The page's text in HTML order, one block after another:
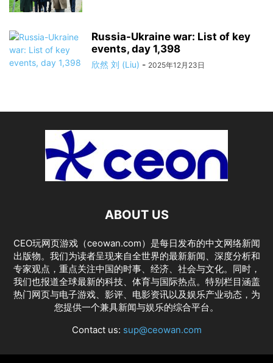
Russia-Ukraine war: List of key
events, day 1,398
欣然 刘 (Liu) - 2025年12月23日
ABOUT US
CEO玩网页游戏（ceowan.com）是每日发布的中文网络新闻
出版物。我们为读者呈现来自全世界的最新新闻、深度分析和
专家观点，重点关注中国的时事、经济、社会与文化。同时，
我们也报道全球最新的科技、体育与国际热点。特别栏目涵盖
热门网页与电子游戏、影评、电影资讯以及娱乐产业动态，为
您提供一个兼具新闻与娱乐的综合平台。
Contact us: sup@ceowan.com